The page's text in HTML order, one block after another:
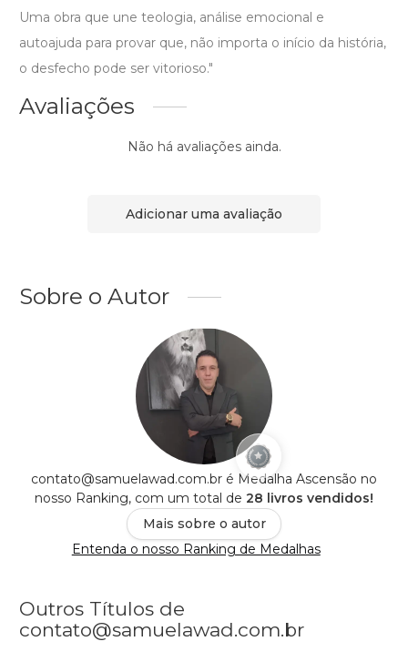
Uma obra que une teologia, análise emocional e
autoajuda para provar que, não importa o início da história,
o desfecho pode ser vitorioso."
Avaliações
Não há avaliações ainda.
Adicionar uma avaliação
Sobre o Autor
contato@samuelawad.com.br é Medalha Ascensão no
nosso Ranking, com um total de 28 livros vendidos!
Mais sobre o autor
Entenda o nosso Ranking de Medalhas
Outros Títulos de
contato@samuelawad.com.br